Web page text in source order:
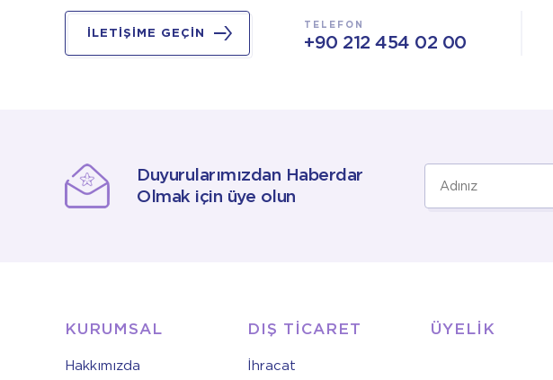
İLETİŞİME GEÇİN
TELEFON
+90 212 454 02 00
Duyurularımızdan Haberdar
Olmak için üye olun
KURUMSAL
Hakkımızda
DIŞ TİCARET
İhracat
ÜYELİK